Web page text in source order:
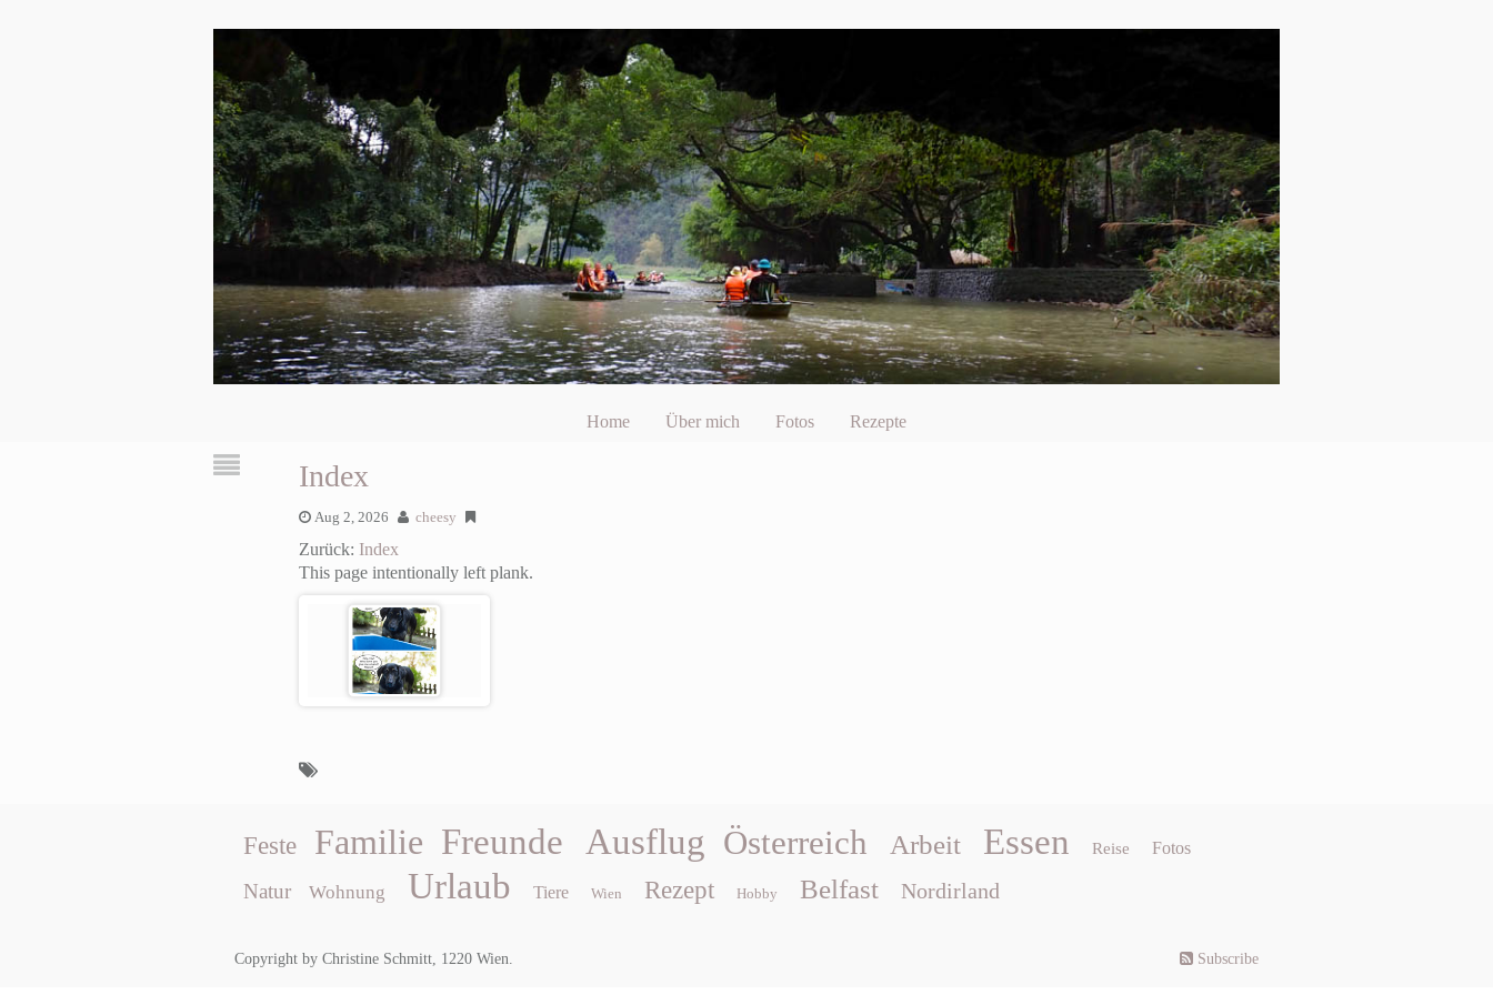
Home Über mich Fotos Rezepte
Index
Aug 2, 2026 cheesy
Zurück: Index
This page intentionally left plank.
Feste Familie Freunde Ausflug Österreich Arbeit Essen Reise Fotos
Natur Wohnung Urlaub Tiere Wien Rezept Hobby Belfast Nordirland
Copyright by Christine Schmitt, 1220 Wien. Subscribe